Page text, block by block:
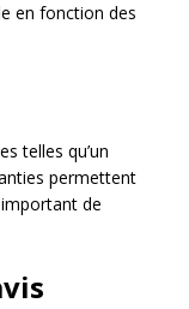
en fonction des
telles qu’un
permettent
de